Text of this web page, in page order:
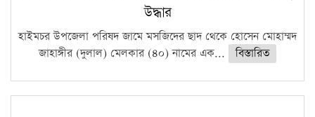
উদ্ধার
হাইমচর উপজেলা পরিষদ জামে মসজিদের ছাদ থেকে হোসেন মোহাম্মদ
জাহাঙ্গীর (দুলাল) মেলকার (৪০) নামের এক...
বিস্তারিত